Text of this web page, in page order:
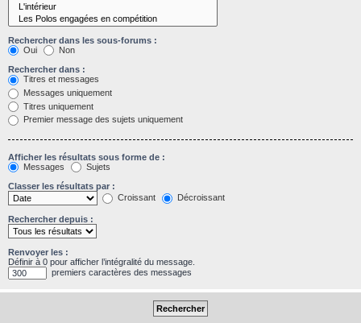
Rechercher dans les sous-forums :
Oui
Non
Rechercher dans :
Titres et messages
Messages uniquement
Titres uniquement
Premier message des sujets uniquement
Afficher les résultats sous forme de :
Messages
Sujets
Classer les résultats par :
Croissant
Décroissant
Rechercher depuis :
Renvoyer les :
Définir à 0 pour afficher l’intégralité du message.
premiers caractères des messages